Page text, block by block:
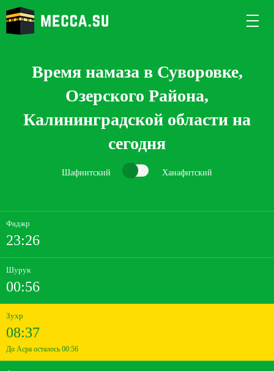
Время намаза в Суворовке,
Озерского Района,
Калининградской области на
сегодня
Шафиитский Ханафитский
Фаджр
23:26
Шурук
00:56
Зухр
08:37
До Асра осталось 00:56